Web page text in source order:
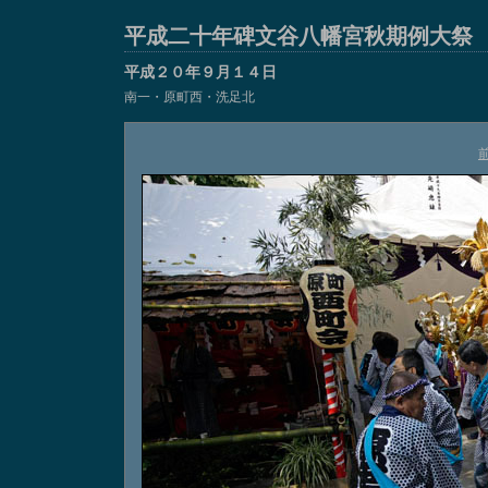
平成二十年碑文谷八幡宮秋期例大祭
平成２０年９月１４日
南一・原町西・洗足北